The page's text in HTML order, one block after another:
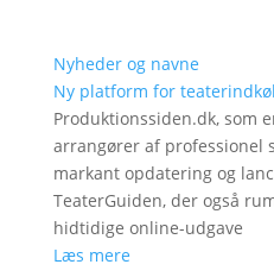
Nyheder og navne
Ny platform for
Produktionssiden.dk, som
arrangører af professionel
markant opdatering og
TeaterGuiden, der også
hidtidige online-udgave
Læs mere